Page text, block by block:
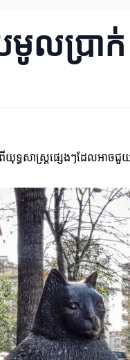
រមូលប្រាក់
ធសាស្ត្រផ្សេងៗដែលអាចជួយ